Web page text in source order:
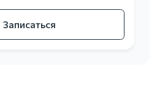
Записаться